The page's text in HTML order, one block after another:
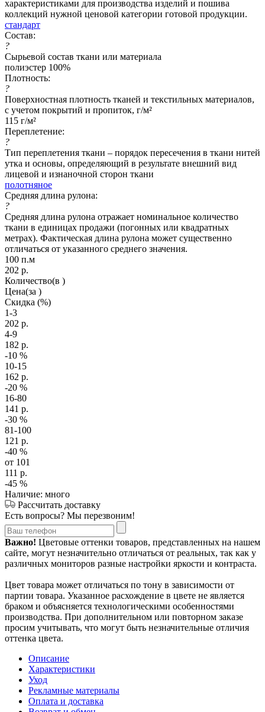
характеристиками для производства изделий и пошива
коллекций нужной ценовой категории готовой продукции.
стандарт
Состав:
?
Сырьевой состав ткани или материала
полиэстер 100%
Плотность:
?
Поверхностная плотность тканей и текстильных материалов,
с учетом покрытий и пропиток, г/м²
115 г/м²
Переплетение:
?
Тип переплетения ткани – порядок пересечения в ткани нитей
утка и основы, определяющий в результате внешний вид
лицевой и изнаночной сторон ткани
полотняное
Средняя длина рулона:
?
Средняя длина рулона отражает номинальное количество
ткани в единицах продажи (погонных или квадратных
метрах). Фактическая длина рулона может существенно
отличаться от указанного среднего значения.
100 п.м
202 р.
Количество(в )
Цена(за )
Скидка (%)
1-3
202 р.
4-9
182 р.
-10 %
10-15
162 р.
-20 %
16-80
141 р.
-30 %
81-100
121 р.
-40 %
от 101
111 р.
-45 %
Наличие: много
Рассчитать доставку
Есть вопросы? Мы перезвоним!
Важно! Цветовые оттенки товаров, представленных на нашем
сайте, могут незначительно отличаться от реальных, так как у
различных мониторов разные настройки яркости и контраста.
Цвет товара может отличаться по тону в зависимости от
партии товара. Указанное расхождение в цвете не является
браком и объясняется технологическими особенностями
производства. При дополнительном или повторном заказе
просим учитывать, что могут быть незначительные отличия
оттенка цвета.
Описание
Характеристики
Уход
Рекламные материалы
Оплата и доставка